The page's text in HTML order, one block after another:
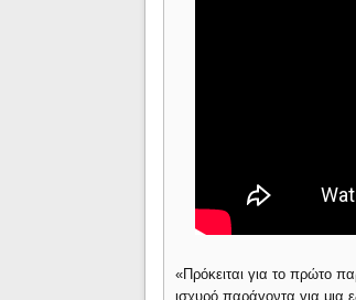
«Πρόκειται για το πρώτο
ισχυρό παράγοντα για μια